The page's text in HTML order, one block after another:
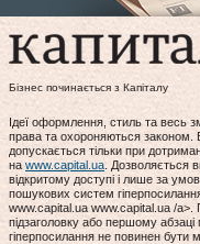
Бізнес починається з Капіталу
Ідеї оформлення, стиль та весь
права та охороняються законом.
допускається тільки при
наwww.capital.ua. Дозволяється
відкритому доступі і лише за
пошукових систем
www.capital.ua www.capital.ua /a>.
підзаголовку або першому
гіперпосилання не повинен